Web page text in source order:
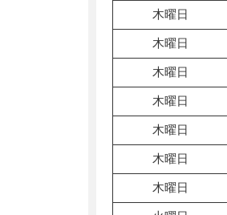
木曜日
木曜日
木曜日
木曜日
木曜日
木曜日
木曜日